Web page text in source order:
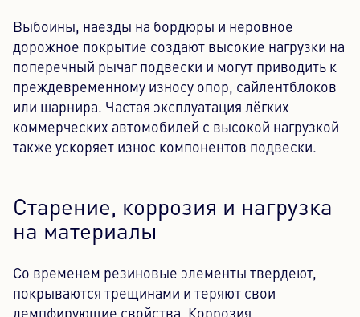
Выбоины, наезды на бордюры и неровное
дорожное покрытие создают высокие нагрузки на
поперечный рычаг подвески и могут приводить к
преждевременному износу опор, сайлентблоков
или шарнира. Частая эксплуатация лёгких
коммерческих автомобилей с высокой нагрузкой
также ускоряет износ компонентов подвески.
Старение, коррозия и нагрузка
на материалы
Со временем резиновые элементы твердеют,
покрываются трещинами и теряют свои